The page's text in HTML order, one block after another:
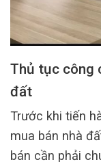
Thủ tục công
đất
Trước khi tiến
mua bán nhà
bán cần phải